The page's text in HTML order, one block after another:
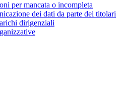
per mancata o incompleta
dei dati da parte dei titolari
dirigenziali